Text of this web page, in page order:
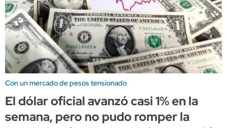
Con un mercado de pesos tensionado
El dólar oficial avanzó casi 1% en la
semana, pero no pudo romper la